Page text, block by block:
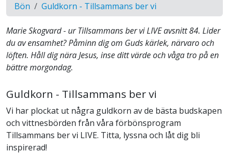
Bön Guldkorn - Tillsammans ber vi
Marie Skogvard - ur Tillsammans ber vi LIVE avsnitt 84. Lider
du av ensamhet? Påminn dig om Guds kärlek, närvaro och
löften. Håll dig nära Jesus, inse ditt värde och våga tro på en
bättre morgondag.
Guldkorn - Tillsammans ber vi
Vi har plockat ut några guldkorn av de bästa budskapen
och vittnesbörden från våra förbönsprogram
Tillsammans ber vi LIVE. Titta, lyssna och låt dig bli
inspirerad!